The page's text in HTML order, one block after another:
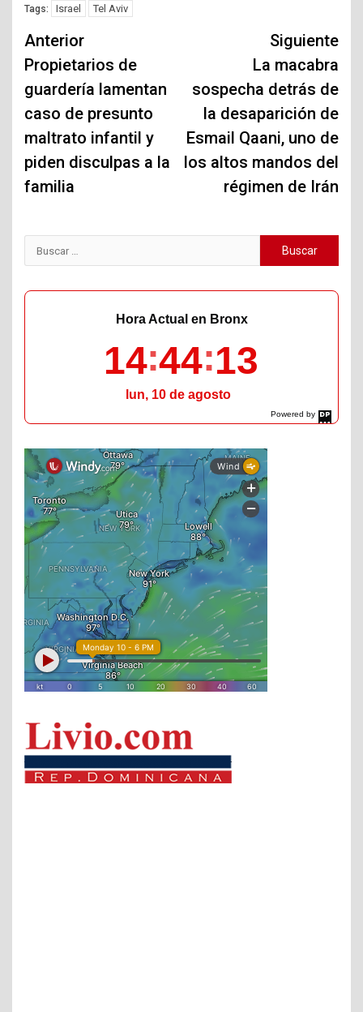
Tags: Israel Tel Aviv
Navegación
de
entradas
Anterior
Propietarios de
guardería lamentan
caso de presunto
maltrato infantil y
piden disculpas a la
familia
Siguiente
La macabra
sospecha detrás de
la desaparición de
Esmail Qaani, uno de
los altos mandos del
régimen de Irán
Buscar:
Powered by
DaysPedia.com
Hora Actual en Bronx
14 44 14
lun, 10 de agosto